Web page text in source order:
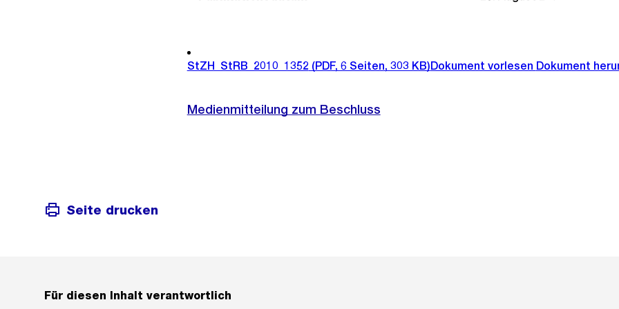
StZH_StRB_2010_1352(PDF, 6 Seiten, 303 KB)Dokument vorlesen Dokument
Medienmitteilung zum Beschluss
Seite drucken
Für diesen Inhalt verantwortlich